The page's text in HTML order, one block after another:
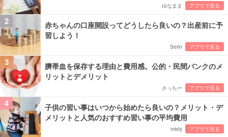
ゆなまま アプリで見る
2
赤ちゃんの口座開設ってどうしたら良いの？出産前に予
習しよう！
Serin アプリで見る
3
臍帯血を保存する理由と費用感。公的・民間バンクのメ
リットとデメリット
さっちー アプリで見る
4
子供の習い事はいつから始めたら良いの？メリット・デ
メリットと人気のおすすめ習い事の平均費用
misty アプリで見る